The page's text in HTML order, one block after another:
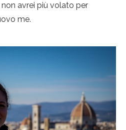
avrei più volato per
me.